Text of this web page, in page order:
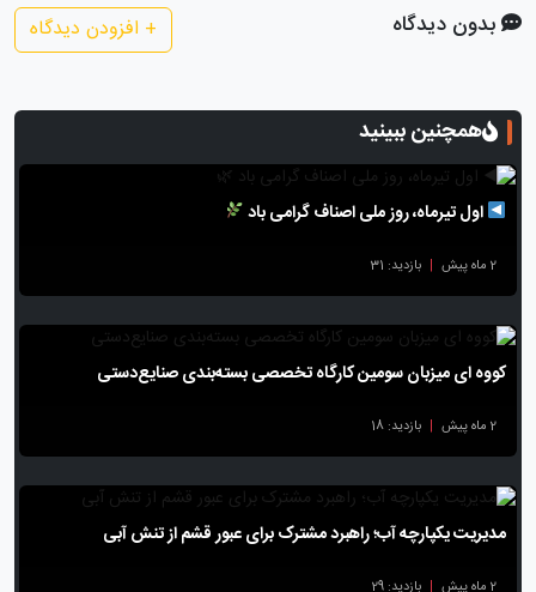
بدون دیدگاه + افزودن دیدگاه
همچنین ببینید
اول تیرماه، روز ملی اصناف گرامی باد
2 ماه پیش | بازدید: 31
کووه ای میزبان سومین کارگاه تخصصی بسته‌بندی صنایع‌دستی
2 ماه پیش | بازدید: 18
مدیریت یکپارچه آب؛ راهبرد مشترک برای عبور قشم از تنش آبی
2 ماه پیش | بازدید: 29